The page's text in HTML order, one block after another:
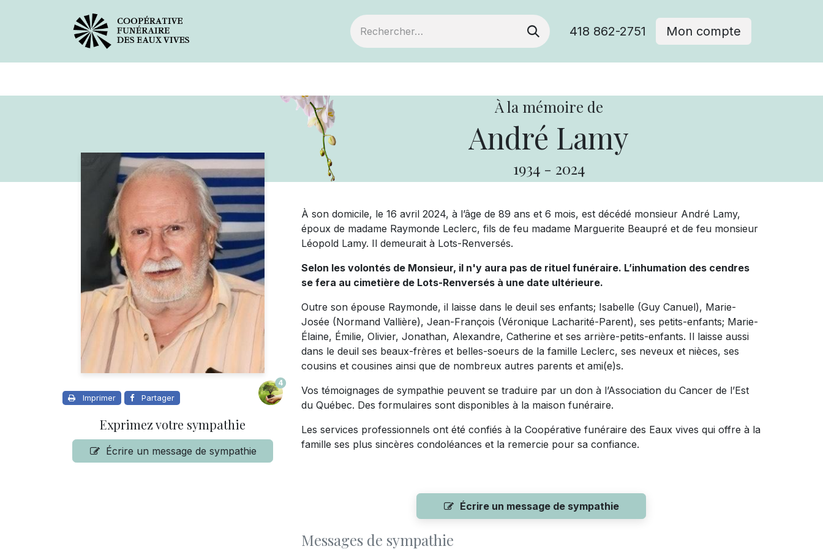
418 862-2751 Mon compte
À la mémoire de
André Lamy
1934 - 2024
Imprimer Partager
4
Exprimez votre sympathie
Écrire un message de sympathie
À son domicile, le 16 avril 2024, à l’âge de 89 ans et 6 mois, est décédé monsieur André Lamy,
époux de madame Raymonde Leclerc, fils de feu madame Marguerite Beaupré et de feu monsieur
Léopold Lamy. Il demeurait à Lots-Renversés.
Selon les volontés de Monsieur, il n'y aura pas de rituel funéraire. L’inhumation des cendres
se fera au cimetière de Lots-Renversés à une date ultérieure.
Outre son épouse Raymonde, il laisse dans le deuil ses enfants; Isabelle (Guy Canuel), Marie-
Josée (Normand Vallière), Jean-François (Véronique Lacharité-Parent), ses petits-enfants; Marie-
Élaine, Émilie, Olivier, Jonathan, Alexandre, Catherine et ses arrière-petits-enfants. Il laisse aussi
dans le deuil ses beaux-frères et belles-soeurs de la famille Leclerc, ses neveux et nièces, ses
cousins et cousines ainsi que de nombreux autres parents et ami(e)s.
Vos témoignages de sympathie peuvent se traduire par un don à l’Association du Cancer de l’Est
du Québec. Des formulaires sont disponibles à la maison funéraire.
Les services professionnels ont été confiés à la Coopérative funéraire des Eaux vives qui offre à la
famille ses plus sincères condoléances et la remercie pour sa confiance.
Écrire un message de sympathie
Messages de sympathie